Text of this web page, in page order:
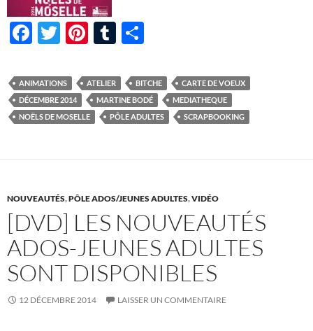
F
e
b
o
k
T
itt
er
Pi
er
es
t
T
m
bl
r
ta
g
er
ANIMATIONS ATELIER BITCHE
CARTE DE VOEUX
DÉCEMBRE 2014
MARTINE BODÉ
MEDIATHEQUE
NOËLS DE MOSELLE
PÔLE ADULTES SCRAPBOOKING
NOUVEAUTÉS,PÔLE ADOS/JEUNES ADULTES,VIDÉO
[DVD] LES NOUVEAUTÉS
ADOS-JEUNES ADULTES
SONT DISPONIBLES
12 DÉCEMBRE 2014 LAISSER UN COMMENTAIRE